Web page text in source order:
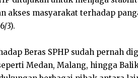
akses masyarakat terhadap
3).
Beras SPHP sudah pernah
Medan, Malang, hingga